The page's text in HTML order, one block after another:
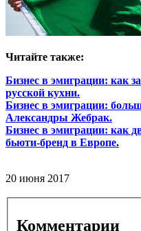
Читайте также:
Бизнес в эмиграции: как
русской кухни.
Бизнес в эмиграции:
Александры Жебрак.
Бизнес в эмиграции: как
бьюти-бренд в Европе.
20 июня 2017
Комментарии